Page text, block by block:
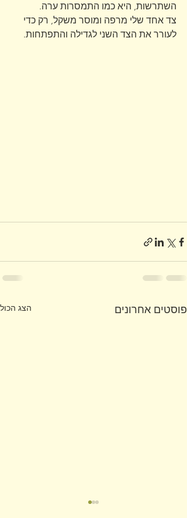
השתרשות, היא כמו התמסרות ערה.
צד אחד שלי מרפה ומוסר משקל, רק כדי
לעורר את הצד השני לגדילה והתפתחות.
פוסטים אחרונים הצג הכול